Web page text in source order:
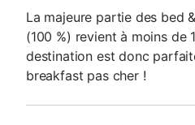
La majeure partie des bed
(100 %) revient à moins de
destination est donc
breakfast pas cher !